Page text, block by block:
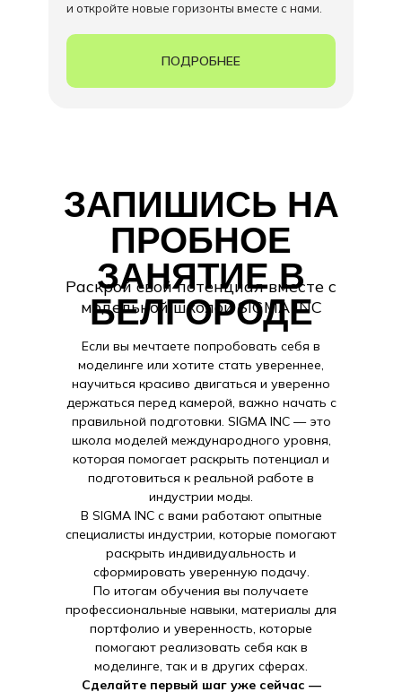
и откройте новые горизонты вместе с нами.
ПОДРОБНЕЕ
Если вы мечтаете попробовать себя в
моделинге или хотите стать увереннее,
научиться красиво двигаться и уверенно
держаться перед камерой, важно начать с
правильной подготовки. SIGMA INC — это
школа моделей международного уровня,
которая помогает раскрыть потенциал и
подготовиться к реальной работе в
индустрии моды.
В SIGMA INC с вами работают опытные
специалисты индустрии, которые помогают
раскрыть индивидуальность и
сформировать уверенную подачу.
По итогам обучения вы получаете
профессиональные навыки, материалы для
портфолио и уверенность, которые
помогают реализовать себя как в
моделинге, так и в других сферах.
Сделайте первый шаг уже сейчас —
ЗАПИШИСЬ НА
ПРОБНОЕ
ЗАНЯТИЕ В
БЕЛГОРОДЕ
Раскрой свой потенциал вместе с
модельной школой SIGMA INC